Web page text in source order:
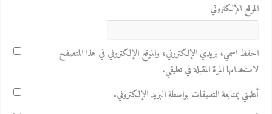
الموقع الإلكتروني
احفظ اسمي، بريدي الإلكتروني، والموقع الإلكتروني في هذا المتصفح
لاستخدامها المرة المقبلة في تعليقي.
أعلمني بمتابعة التعليقات بواسطة البريد الإلكتروني.